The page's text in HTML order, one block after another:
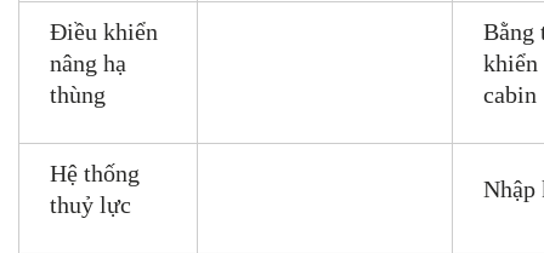
Điều khiển
nâng hạ
thùng
Bằng
khiển
cabin
Hệ thống
thuỷ lực
Nhập